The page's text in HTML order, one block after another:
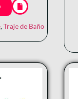
,Traje de Baño